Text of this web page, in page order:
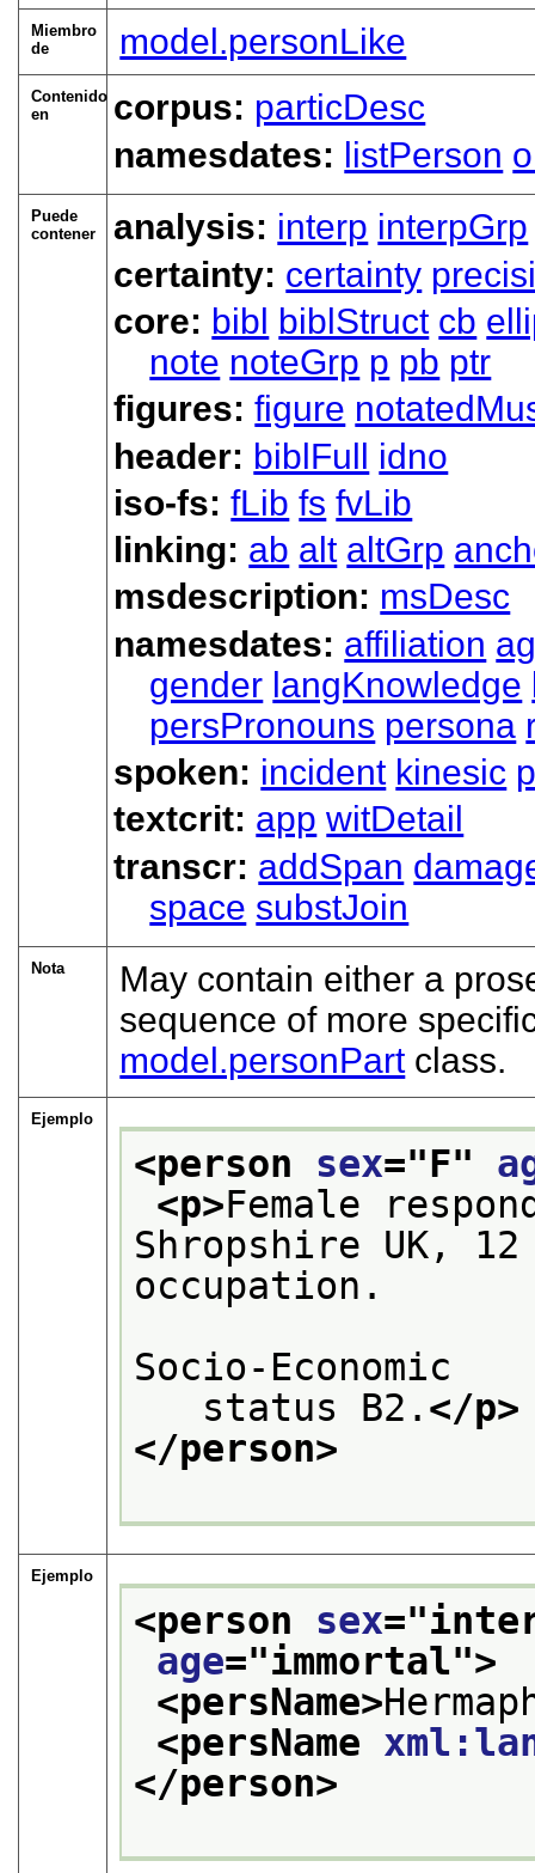
Miembro
de
model.personLike
Contenido
en
corpus: particDesc
namesdates: listPerson
Puede
contener
analysis: interp interpGrp
certainty: certainty
core: bibl biblStruct cb
note noteGrp p pb ptr
figures:figure
header: biblFull idno
iso-fs:fLib fs fvLib
linking: ab alt altGrp
msdescription: msDesc
namesdates: affiliation
gender langKnowledge
persPronouns persona
spoken: incident kinesic
textcrit: app witDetail
transcr: addSpan
space substJoin
Nota
May contain either a
sequence of more
model.personPartclass.
Ejemplo
<person sex="F"
<p>Female
Shropshire UK,
occupation.
Socio-Economic
status B2. </p>
</person>
Ejemplo
<person sex="
age="immortal">
<persName>
<persName
</person>